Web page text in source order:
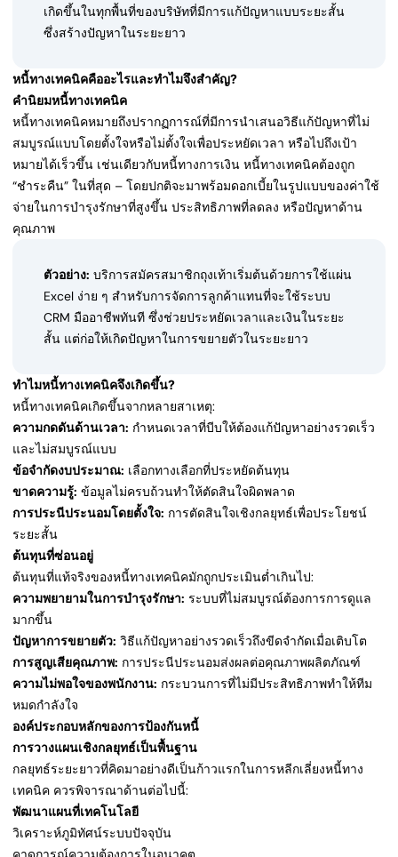
เกิดขึ้นในทุกพื้นที่ของบริษัทที่มีการแก้ปัญหาแบบระยะสั้น
ซึ่งสร้างปัญหาในระยะยาว
หนี้ทางเทคนิคคืออะไรและทำไมจึงสำคัญ?
คำนิยมหนี้ทางเทคนิค
หนี้ทางเทคนิคหมายถึงปรากฏการณ์ที่มีการนำเสนอวิธีแก้ปัญหาที่ไม่
สมบูรณ์แบบโดยตั้งใจหรือไม่ตั้งใจเพื่อประหยัดเวลา หรือไปถึงเป้า
หมายได้เร็วขึ้น เช่นเดียวกับหนี้ทางการเงิน หนี้ทางเทคนิคต้องถูก
“ชำระคืน” ในที่สุด – โดยปกติจะมาพร้อมดอกเบี้ยในรูปแบบของค่าใช้
จ่ายในการบำรุงรักษาที่สูงขึ้น ประสิทธิภาพที่ลดลง หรือปัญหาด้าน
คุณภาพ
ตัวอย่าง: บริการสมัครสมาชิกถุงเท้าเริ่มต้นด้วยการใช้แผ่น
Excel ง่าย ๆ สำหรับการจัดการลูกค้าแทนที่จะใช้ระบบ
CRM มืออาชีพทันที ซึ่งช่วยประหยัดเวลาและเงินในระยะ
สั้น แต่ก่อให้เกิดปัญหาในการขยายตัวในระยะยาว
ทำไมหนี้ทางเทคนิคจึงเกิดขึ้น?
หนี้ทางเทคนิคเกิดขึ้นจากหลายสาเหตุ:
ความกดดันด้านเวลา: กำหนดเวลาที่บีบให้ต้องแก้ปัญหาอย่างรวดเร็ว
และไม่สมบูรณ์แบบ
ข้อจำกัดงบประมาณ: เลือกทางเลือกที่ประหยัดต้นทุน
ขาดความรู้: ข้อมูลไม่ครบถ้วนทำให้ตัดสินใจผิดพลาด
การประนีประนอมโดยตั้งใจ: การตัดสินใจเชิงกลยุทธ์เพื่อประโยชน์
ระยะสั้น
ต้นทุนที่ซ่อนอยู่
ต้นทุนที่แท้จริงของหนี้ทางเทคนิคมักถูกประเมินต่ำเกินไป:
ความพยายามในการบำรุงรักษา: ระบบที่ไม่สมบูรณ์ต้องการการดูแล
มากขึ้น
ปัญหาการขยายตัว: วิธีแก้ปัญหาอย่างรวดเร็วถึงขีดจำกัดเมื่อเติบโต
การสูญเสียคุณภาพ: การประนีประนอมส่งผลต่อคุณภาพผลิตภัณฑ์
ความไม่พอใจของพนักงาน: กระบวนการที่ไม่มีประสิทธิภาพทำให้ทีม
หมดกำลังใจ
องค์ประกอบหลักของการป้องกันหนี้
การวางแผนเชิงกลยุทธ์เป็นพื้นฐาน
กลยุทธ์ระยะยาวที่คิดมาอย่างดีเป็นก้าวแรกในการหลีกเลี่ยงหนี้ทาง
เทคนิค ควรพิจารณาด้านต่อไปนี้:
พัฒนาแผนที่เทคโนโลยี
วิเคราะห์ภูมิทัศน์ระบบปัจจุบัน